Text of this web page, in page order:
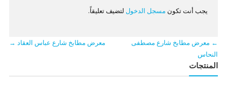
يجب أنت تكون مسجل الدخول لتضيف تعليقاً.
← معرض مطابخ شارع مصطفى
النحاس
معرض مطابخ شارع عباس العقاد →
المنتجات